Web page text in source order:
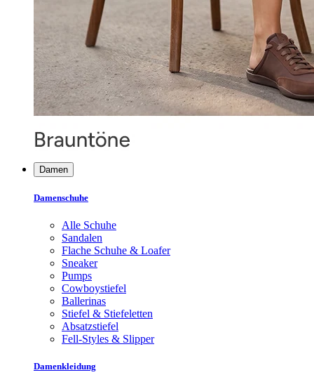
Damen
Damenschuhe
Alle Schuhe
Sandalen
Flache Schuhe & Loafer
Sneaker
Pumps
Cowboystiefel
Ballerinas
Stiefel & Stiefeletten
Absatzstiefel
Fell-Styles & Slipper
Damenkleidung